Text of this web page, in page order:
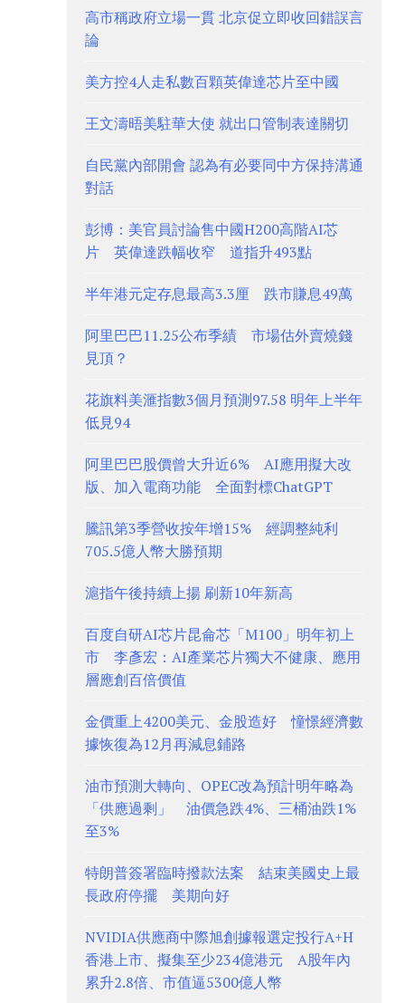
高市稱政府立場一貫 北京促立即收回錯誤言
論
美方控4人走私數百顆英偉達芯片至中國
王文濤晤美駐華大使 就出口管制表達關切
自民黨內部開會 認為有必要同中方保持溝通
對話
彭博：美官員討論售中國H200高階AI芯
片 英偉達跌幅收窄 道指升493點
半年港元定存息最高3.3厘 跌市賺息49萬
阿里巴巴11.25公布季績 市場估外賣燒錢
見頂？
花旗料美滙指數3個月預測97.58 明年上半年
低見94
阿里巴巴股價曾大升近6% AI應用擬大改
版、加入電商功能 全面對標ChatGPT
騰訊第3季營收按年增15% 經調整純利
705.5億人幣大勝預期
滬指午後持續上揚 刷新10年新高
百度自研AI芯片昆侖芯「M100」明年初上
市 李彥宏：AI產業芯片獨大不健康、應用
層應創百倍價值
金價重上4200美元、金股造好 憧憬經濟數
據恢復為12月再減息鋪路
油市預測大轉向、OPEC改為預計明年略為
「供應過剩」 油價急跌4%、三桶油跌1%
至3%
特朗普簽署臨時撥款法案 結束美國史上最
長政府停擺 美期向好
NVIDIA供應商中際旭創據報選定投行A+H
香港上市、擬集至少234億港元 A股年內
累升2.8倍、市值逼5300億人幣